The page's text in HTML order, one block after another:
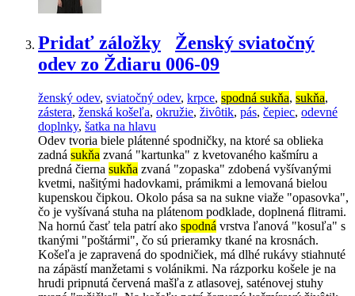
Pridať záložky
Ženský sviatočný
odev zo Ždiaru 006-09
ženský odev, sviatočný odev, krpce, spodná sukňa, sukňa,
zástera, ženská košeľa, okružie, živôtik, pás, čepiec, odevné
doplnky, šatka na hlavu
Odev tvoria biele plátenné spodničky, na ktoré sa oblieka
zadná sukňa zvaná "kartunka" z kvetovaného kašmíru a
predná čierna sukňa zvaná "zopaska" zdobená vyšívanými
kvetmi, našitými hadovkami, prámikmi a lemovaná bielou
kupenskou čipkou. Okolo pása sa na sukne viaže "opasovka",
čo je vyšívaná stuha na plátenom podklade, doplnená flitrami.
Na hornú časť tela patrí ako spodná vrstva ľanová "kosuľa" s
tkanými "poštármi", čo sú prieramky tkané na krosnách.
Košeľa je zapravená do spodničiek, má dlhé rukávy stiahnuté
na zápästí manžetami s volánikmi. Na rázporku košele je na
hrudi pripnutá červená mašľa z atlasovej, saténovej stuhy